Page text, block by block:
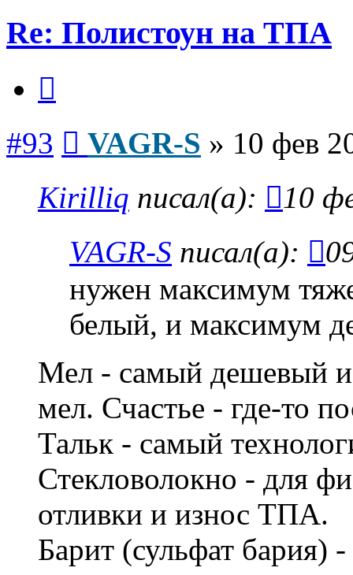
Re: Полистоун на ТПА
#93 VAGR-S » 10 фев
Kirilliq писал(а):
10
VAGR-S писал(а):
нужен максимум
белый, и максимум
Мел - самый дешевый
мел. Счастье - где-то
Тальк - самый
Стекловолокно - для
отливки и износ ТПА.
Барит (сульфат бария)